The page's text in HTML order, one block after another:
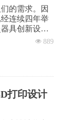
的需求。因
连续四年举
具创新设
艾灸这一中
넶 889
打印设计